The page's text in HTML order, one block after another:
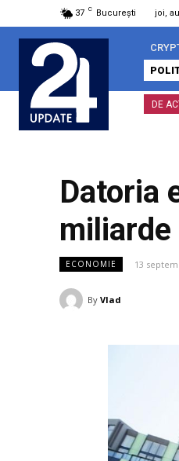
37 C București joi,
DE
Datoria
miliarde
ECONOMIE 13
By Vlad